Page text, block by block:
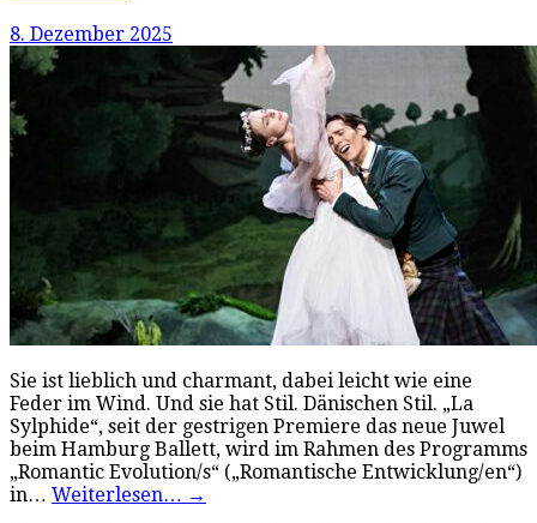
8. Dezember 2025
Sie ist lieblich und charmant, dabei leicht wie eine
Feder im Wind. Und sie hat Stil. Dänischen Stil. „La
Sylphide“, seit der gestrigen Premiere das neue Juwel
beim Hamburg Ballett, wird im Rahmen des Programms
„Romantic Evolution/s“ („Romantische Entwicklung/en“)
in… Weiterlesen… →